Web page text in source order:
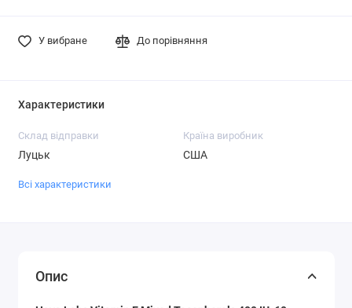
У вибране До порівняння
Характеристики
Склад відправки
Луцьк
Країна виробник
США
Всі характеристики
Опис